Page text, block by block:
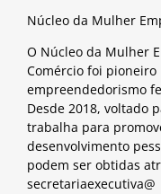
Núcleo da Mulher
O Núcleo da Mulher
Comércio foi
empreendedorismo
Desde 2018, voltado
trabalha para
desenvolvimento
podem ser obtidas
secretariaexecutiva@